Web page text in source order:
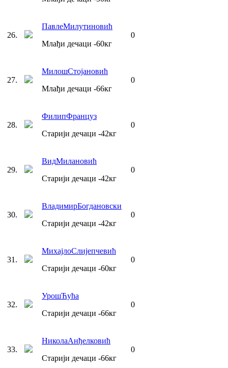
26.
ПавлеМилутиновић
Млађи дечаци -60кг
0
27.
МилошСтојановић
Млађи дечаци -66кг
0
28.
ФилипФранцуз
Старији дечаци -42кг
0
29.
ВидМилановић
Старији дечаци -42кг
0
30.
ВладимирБогдановски
Старији дечаци -42кг
0
31 .
МихајлоСлијепчевић
Старији дечаци -60кг
0
32.
УрошЋућа
Старији дечаци -66кг
0
33.
НиколаАнђелковић
Старији дечаци -66кг
0